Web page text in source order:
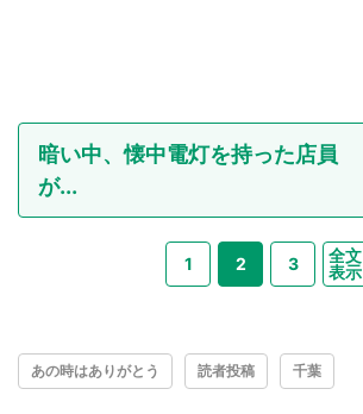
暗い中、懐中電灯を持った店員
が...
1 2 3
全文
表示
あの時はありがとう 読者投稿 千葉